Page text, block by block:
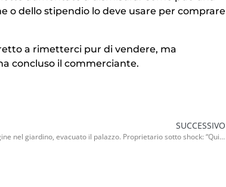
o dello stipendio lo deve usare per comprare
a rimetterci pur di vendere, ma
concluso il commerciante.
SUCCESSIVO
Voragine nel giardino, evacuato il palazzo. Proprietario sotto shock: “Qui giocano le nostre bimbe”